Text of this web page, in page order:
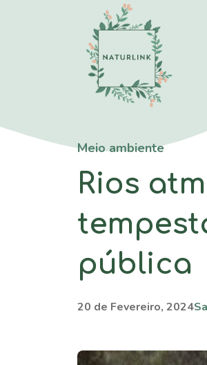
Meio ambiente
Rios
pública
20 de Fevereiro, 2024